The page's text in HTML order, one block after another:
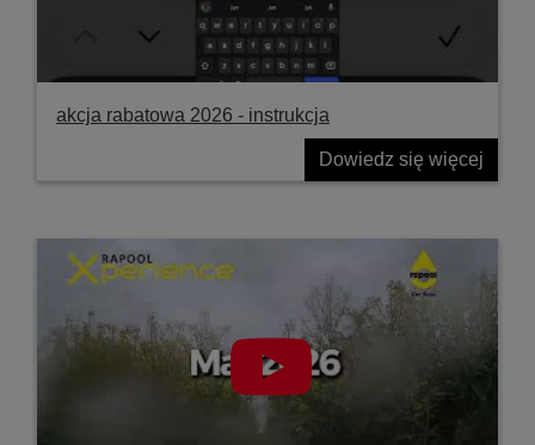
akcja rabatowa 2026 - instrukcja
Dowiedz się więcej